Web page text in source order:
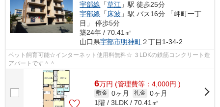
宇部線 「草江 」駅 徒歩25分
宇部線 「床波 」駅 バス16分 「岬町一丁
目」 停歩5分
築24年 / 70.41㎡
山口県宇部市明神町２丁目1-34-2
ペット飼育可能☆インターネット使用料無料☆ ３LDKの鉄筋コンクリート造
アパートです＾＾
6万円 (管理費等：4,000円 )
敷金 0ヶ月 礼金 0ヶ月
1階 / 3LDK / 70.41㎡